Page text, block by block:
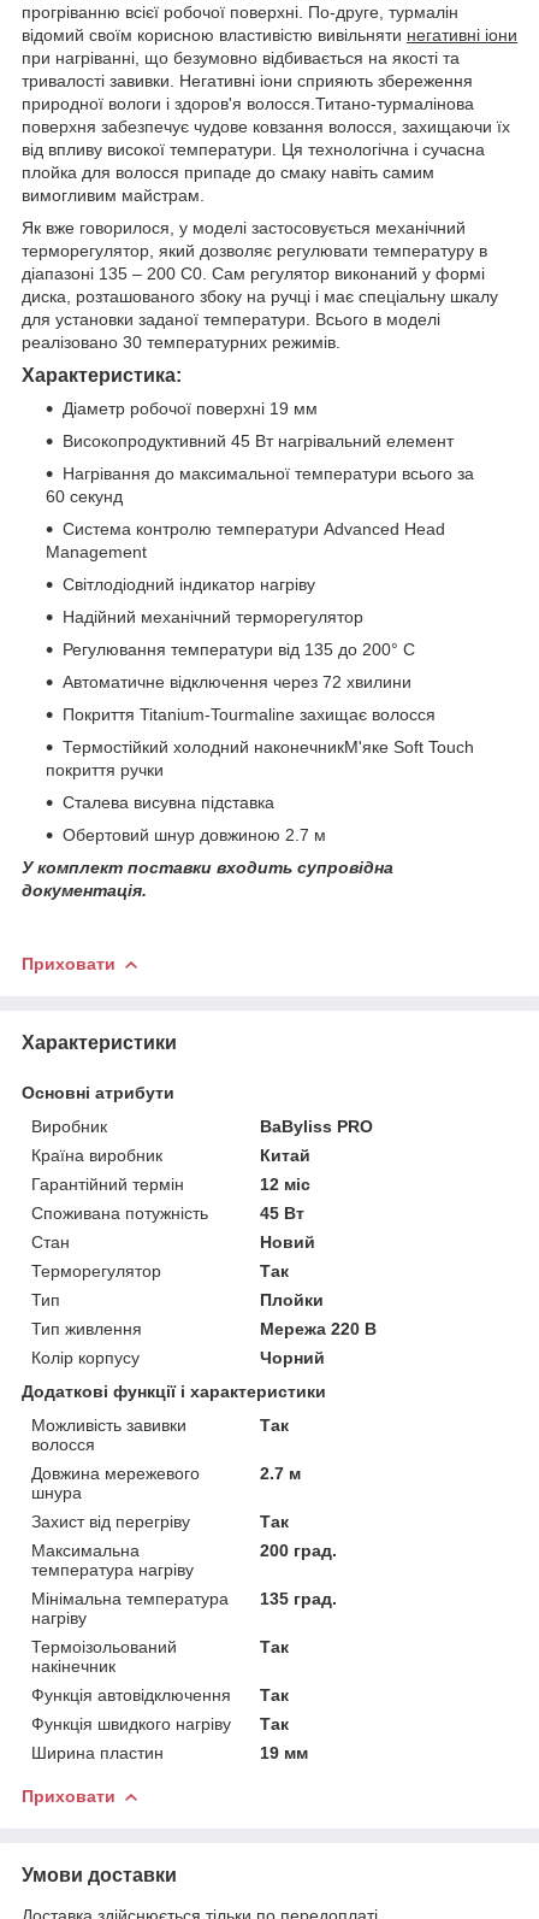
прогріванню всієї робочої поверхні. По-друге, турмалін
відомий своїм корисною властивістю вивільняти негативні іони
при нагріванні, що безумовно відбивається на якості та
тривалості завивки. Негативні іони сприяють збереження
природної вологи і здоров'я волосся.Титано-турмалінова
поверхня забезпечує чудове ковзання волосся, захищаючи їх
від впливу високої температури. Ця технологічна і сучасна
плойка для волосся припаде до смаку навіть самим
вимогливим майстрам.
Як вже говорилося, у моделі застосовується механічний
терморегулятор, який дозволяє регулювати температуру в
діапазоні 135 – 200 C0 . Сам регулятор виконаний у формі
диска, розташованого збоку на ручці і має спеціальну шкалу
для установки заданої температури. Всього в моделі
реалізовано 30 температурних режимів.
Характеристика:
Діаметр робочої поверхні 19 мм
Високопродуктивний 45 Вт нагрівальний елемент
Нагрівання до максимальної температури всього за
60 секунд
Система контролю температури Advanced Head
Management
Світлодіодний індикатор нагріву
Надійний механічний терморегулятор
Регулювання температури від 135 до 200° С
Автоматичне відключення через 72 хвилини
Покриття Titanium-Tourmaline захищає волосся
Термостійкий холодний наконечникМ'яке Soft Touch
покриття ручки
Сталева висувна підставка
Обертовий шнур довжиною 2.7 м
У комплект поставки входить супровідна
документація.
Приховати
Характеристики
Основні атрибути
Виробник
BaByliss PRO
Країна виробник
Китай
Гарантійний термін
12 міс
Споживана потужність
45 Вт
Стан
Новий
Терморегулятор
Так
Тип
Плойки
Тип живлення
Мережа 220 В
Колір корпусу
Чорний
Додаткові функції і характеристики
Можливість завивки
волосся
Так
Довжина мережевого
шнура
2.7 м
Захист від перегріву
Так
Максимальна
температура нагріву
200 град.
Мінімальна температура
нагріву
135 град.
Термоізольований
накінечник
Так
Функція автовідключення
Так
Функція швидкого нагріву
Так
Ширина пластин
19 мм
Приховати
Умови доставки
Доставка здійснюється тільки по передоплаті.